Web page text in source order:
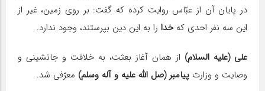
در پایان آن از عبّاس روایت كرده كه گفت: بر روی زمین، غیر از
این سه نفر احدی كهخدا را به این دین بپرستند، وجود ندارد.
علی (علیه السلام) از همان آغاز بعثت، به خلافت و جانشینی و
وصایت و وزارت پیامبر (صل الله علیه و آله وسلم) معرّفی شد.